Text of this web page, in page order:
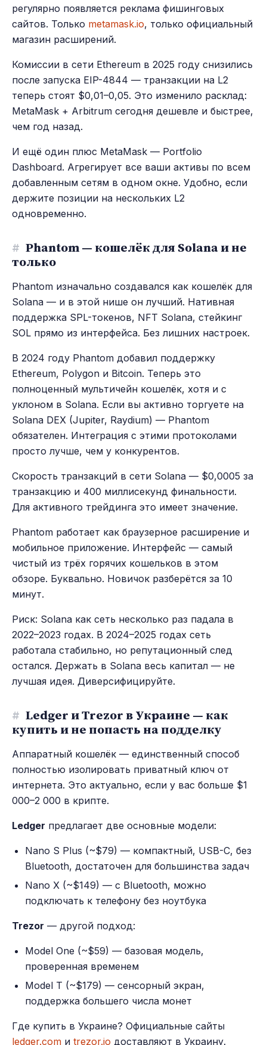
регулярно появляется реклама фишинговых
сайтов. Только metamask.io, только официальный
магазин расширений.
Комиссии в сети Ethereum в 2025 году снизились
после запуска EIP-4844 — транзакции на L2
теперь стоят $0,01–0,05. Это изменило расклад:
MetaMask + Arbitrum сегодня дешевле и быстрее,
чем год назад.
И ещё один плюс MetaMask — Portfolio
Dashboard. Агрегирует все ваши активы по всем
добавленным сетям в одном окне. Удобно, если
держите позиции на нескольких L2
одновременно.
# Phantom — кошелёк для Solana и не
только
Phantom изначально создавался как кошелёк для
Solana — и в этой нише он лучший. Нативная
поддержка SPL-токенов, NFT Solana, стейкинг
SOL прямо из интерфейса. Без лишних настроек.
В 2024 году Phantom добавил поддержку
Ethereum, Polygon и Bitcoin. Теперь это
полноценный мультичейн кошелёк, хотя и с
уклоном в Solana. Если вы активно торгуете на
Solana DEX (Jupiter, Raydium) — Phantom
обязателен. Интеграция с этими протоколами
просто лучше, чем у конкурентов.
Скорость транзакций в сети Solana — $0,0005 за
транзакцию и 400 миллисекунд финальности.
Для активного трейдинга это имеет значение.
Phantom работает как браузерное расширение и
мобильное приложение. Интерфейс — самый
чистый из трёх горячих кошельков в этом
обзоре. Буквально. Новичок разберётся за 10
минут.
Риск: Solana как сеть несколько раз падала в
2022–2023 годах. В 2024–2025 годах сеть
работала стабильно, но репутационный след
остался. Держать в Solana весь капитал — не
лучшая идея. Диверсифицируйте.
# Ledger и Trezor в Украине — как
купить и не попасть на подделку
Аппаратный кошелёк — единственный способ
полностью изолировать приватный ключ от
интернета. Это актуально, если у вас больше $1
000–2 000 в крипте.
Ledger предлагает две основные модели:
Nano S Plus (~$79) — компактный, USB-C, без
Bluetooth, достаточен для большинства задач
Nano X (~$149) — с Bluetooth, можно
подключать к телефону без ноутбука
Trezor — другой подход:
Model One (~$59) — базовая модель,
проверенная временем
Model T (~$179) — сенсорный экран,
поддержка большего числа монет
Где купить в Украине? Официальные сайты
ledger.com и trezor.io доставляют в Украину.